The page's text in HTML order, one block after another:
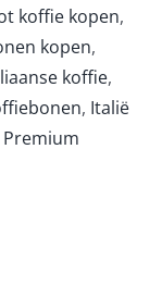
koffie kopen,
kopen,
koffie,
, Italië
Premium